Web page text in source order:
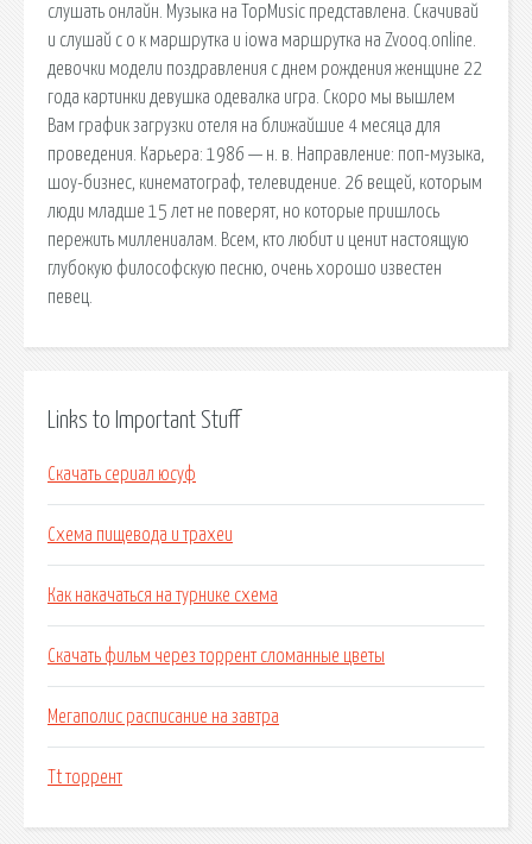
слушать онлайн. Музыка на TopMusic представлена. Скачивай
и слушай с о к маршрутка и iowa маршрутка на Zvooq.online.
девочки модели поздравления с днем рождения женщине 22
года картинки девушка одевалка игра. Скоро мы вышлем
Вам график загрузки отеля на ближайшие 4 месяца для
проведения. Карьера: 1986 — н. в. Направление: поп-музыка,
шоу-бизнес, кинематограф, телевидение. 26 вещей, которым
люди младше 15 лет не поверят, но которые пришлось
пережить миллениалам. Всем, кто любит и ценит настоящую
глубокую философскую песню, очень хорошо известен
певец.
Links to Important Stuff
Скачать сериал юсуф
Схема пищевода и трахеи
Как накачаться на турнике схема
Скачать фильм через торрент сломанные цветы
Мегаполис расписание на завтра
Tt торрент